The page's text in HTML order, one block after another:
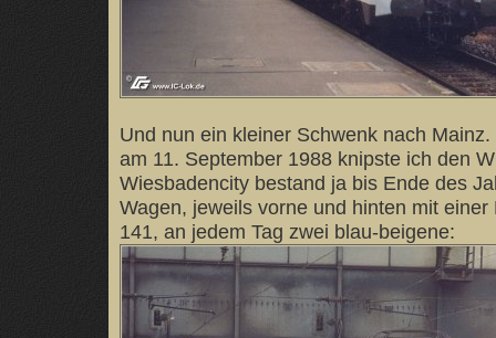
Und nun ein kleiner Schwenk nach
am 11. September 1988 knipste ich den
Wiesbadencity bestand ja bis Ende des
Wagen, jeweils vorne und hinten mit
141, an jedem Tag zwei blau-beigene: